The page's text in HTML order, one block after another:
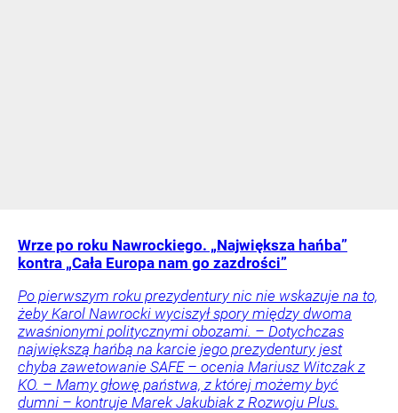
Wrze po roku Nawrockiego. „Największa hańba”
kontra „Cała Europa nam go zazdrości”
Po pierwszym roku prezydentury nic nie wskazuje na to,
żeby Karol Nawrocki wyciszył spory między dwoma
zwaśnionymi politycznymi obozami. – Dotychczas
największą hańbą na karcie jego prezydentury jest
chyba zawetowanie SAFE – ocenia Mariusz Witczak z
KO. – Mamy głowę państwa, z której możemy być
dumni – kontruje Marek Jakubiak z Rozwoju Plus.